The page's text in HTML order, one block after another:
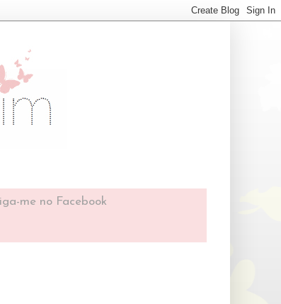
me no Facebook